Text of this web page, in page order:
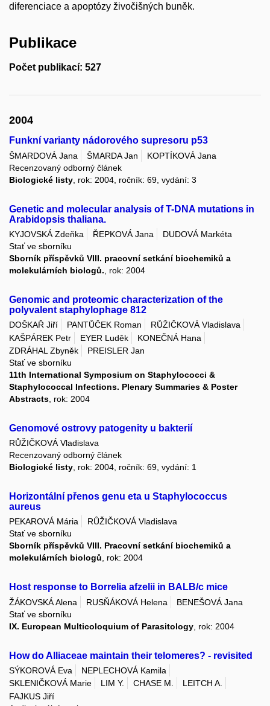
diferenciace a apoptózy živočišných buněk.
Publikace
Počet publikací: 527
2004
Funkní varianty nádorového supresoru p53
ŠMARDOVÁ Jana ŠMARDA Jan
KOPTÍKOVÁ Jana
Recenzovaný odborný článek
Biologické listy , rok: 2004, ročník: 69, vydání: 3
Genetic and molecular analysis of T-DNA mutations in
Arabidopsis thaliana.
KYJOVSKÁ Zdeňka ŘEPKOVÁ Jana
DUDOVÁ Markéta
Stať ve sborníku
Sborník příspěvků VIII. pracovní setkání biochemiků a
molekulárních biologů. , rok: 2004
Genomic and proteomic characterization of the
polyvalent staphylophage 812
DOŠKAŘ Jiří PANTŮČEK Roman
RŮŽIČKOVÁ Vladislava
KAŠPÁREK Petr
EYER Luděk
KONEČNÁ Hana
ZDRÁHAL Zbyněk
PREISLER Jan
Stať ve sborníku
11th International Symposium on Staphylococci &
Staphylococcal Infections. Plenary Summaries & Poster
Abstracts , rok: 2004
Genomové ostrovy patogenity u bakterií
RŮŽIČKOVÁ Vladislava
Recenzovaný odborný článek
Biologické listy , rok: 2004, ročník: 69, vydání: 1
Horizontální přenos genu eta u Staphylococcus
aureus
PEKAROVÁ Mária
RŮŽIČKOVÁ Vladislava
Stať ve sborníku
Sborník příspěvků VIII. Pracovní setkání biochemiků a
molekulárních biologů, rok: 2004
Host response to Borrelia afzelii in BALB/c mice
ŽÁKOVSKÁ Alena RUSŇÁKOVÁ Helena
BENEŠOVÁ Jana
Stať ve sborníku
IX. European Multicoloquium of Parasitology , rok: 2004
How do Alliaceae maintain their telomeres? - revisited
SÝKOROVÁ Eva
NEPLECHOVÁ Kamila
SKLENIČKOVÁ Marie
LIM Y. CHASE M.
LEITCH A.
FAJKUS Jiří